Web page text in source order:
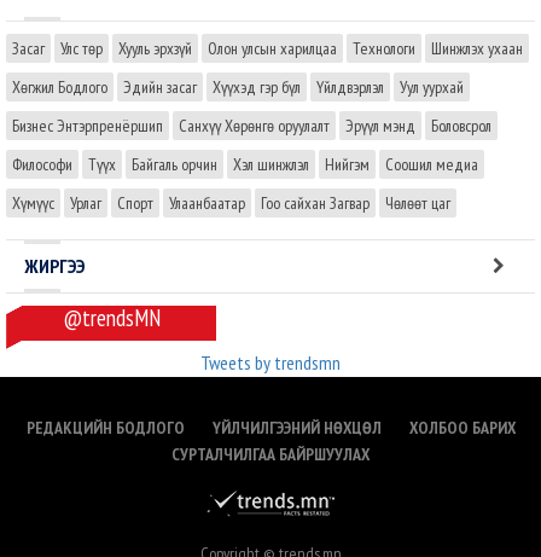
Засаг Улс төр Хууль эрхзүй Олон улсын харилцаа Технологи
Шинжлэх ухаан
Хөгжил Бодлого
Эдийн засаг Хүүхэд гэр бүл Үйлдвэрлэл
Уул уурхай
Бизнес Энтэрпренёршип
Санхүү Хөрөнгө оруулалт Эрүүл мэнд
Боловсрол
Философи
Түүх Байгаль орчин Хэл шинжлэл Нийгэм
Соошил медиа
Хүмүүс
Урлаг Спорт Улаанбаатар Гоо сайхан Загвар Чөлөөт цаг
ЖИРГЭЭ
@trendsMN
Tweets by trendsmn
РЕДАКЦИЙН БОДЛОГО ҮЙЛЧИЛГЭЭНИЙ НӨХЦӨЛ
ХОЛБОО БАРИХ
СУРТАЛЧИЛГАА БАЙРШУУЛАХ